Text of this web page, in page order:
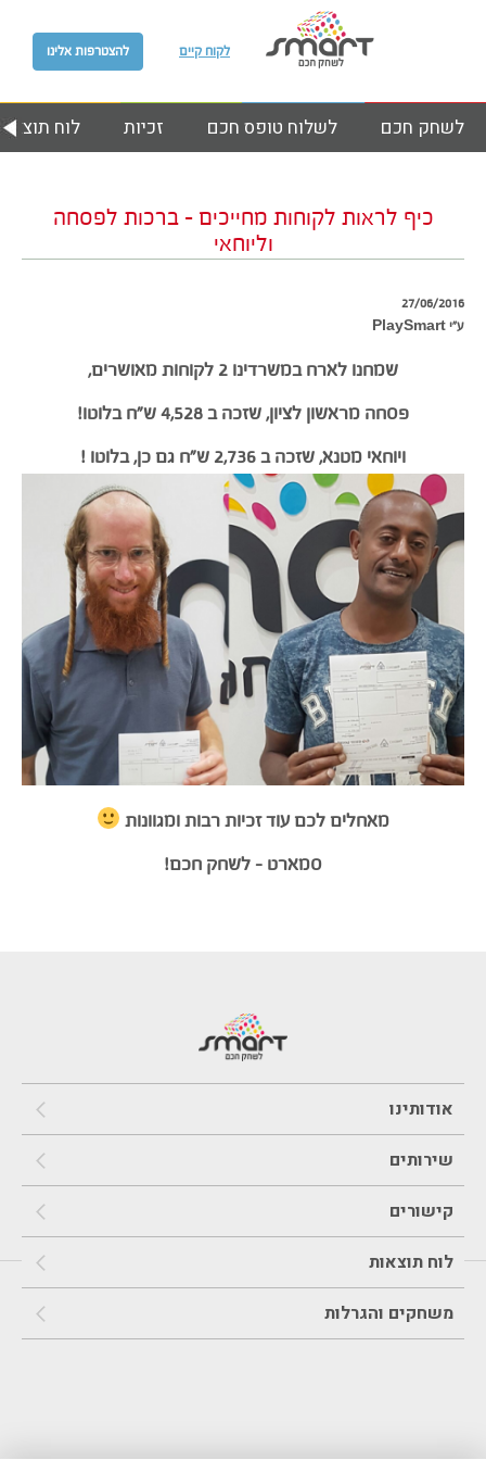
להצטרפות אלינו לקוח קיים
לוח זכיות לשלוח טופס חכם לשחק חכם
כיף לראות לקוחות מחייכים – ברכות לפסחה
וליוחאי
27/06/2016
ע״י PlaySmart
שמחנו לארח במשרדינו 2 לקוחות מאושרים,
פסחה מראשון לציון, שזכה ב 4,528 ש”ח בלוטו!
ויוחאי מטנא, שזכה ב 2,736 ש”ח גם כן, בלוטו !
מאחלים לכם עוד זכיות רבות ומגוונות
סמארט – לשחק חכם!
אודותינו
שירותים
קישורים
לוח תוצאות
משחקים והגרלות